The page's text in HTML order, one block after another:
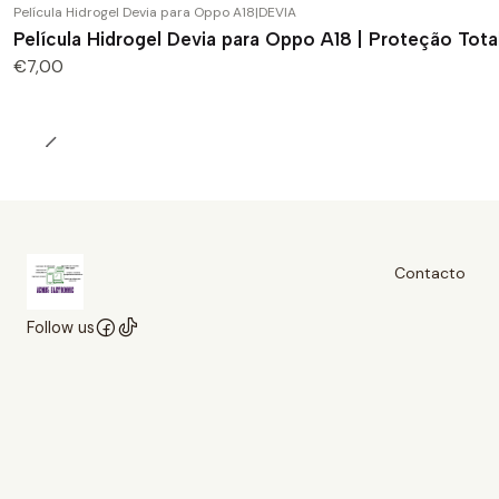
Película Hidrogel Devia para Oppo A18|DEVIA
Película Hidrogel Devia para Oppo A18 | Proteção
€7,00
Follow us
Contacto